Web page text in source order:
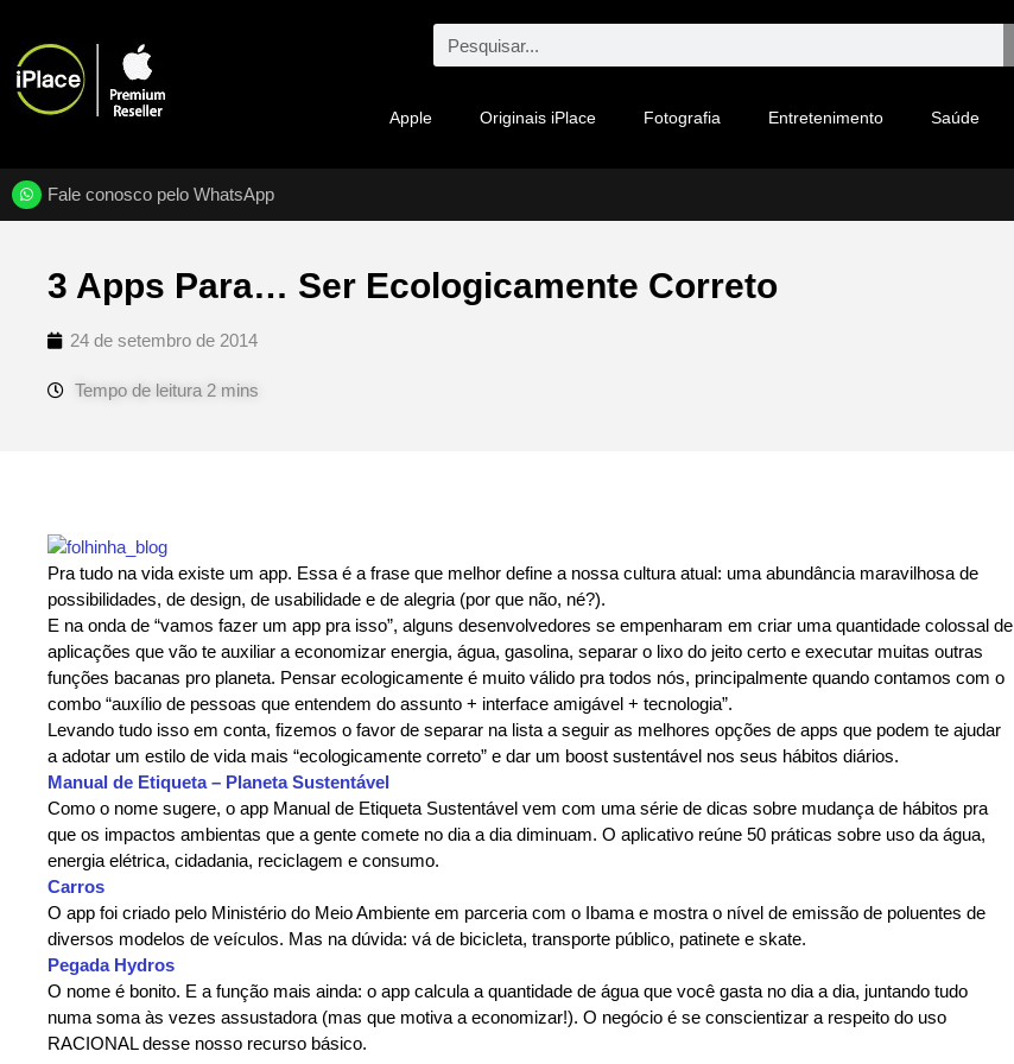
Apple Originais iPlace Fotografia Entretenimento Saúde
Fale conosco pelo WhatsApp
3 Apps Para… Ser Ecologicamente Correto
24 de setembro de 2014
Pra tudo na vida existe um app. Essa é a frase que melhor define a nossa cultura atual: uma abundância maravilhosa de
possibilidades, de design, de usabilidade e de alegria (por que não, né?).
E na onda de “vamos fazer um app pra isso”, alguns desenvolvedores se empenharam em criar uma quantidade colossal de
aplicações que vão te auxiliar a economizar energia, água, gasolina, separar o lixo do jeito certo e executar muitas outras
funções bacanas pro planeta. Pensar ecologicamente é muito válido pra todos nós, principalmente quando contamos com o
combo “auxílio de pessoas que entendem do assunto + interface amigável + tecnologia”.
Levando tudo isso em conta, fizemos o favor de separar na lista a seguir as melhores opções de apps que podem te ajudar
a adotar um estilo de vida mais “ecologicamente correto” e dar um boost sustentável nos seus hábitos diários.
Manual de Etiqueta – Planeta Sustentável
Como o nome sugere, o app Manual de Etiqueta Sustentável vem com uma série de dicas sobre mudança de hábitos pra
que os impactos ambientas que a gente comete no dia a dia diminuam. O aplicativo reúne 50 práticas sobre uso da água,
energia elétrica, cidadania, reciclagem e consumo.
Carros
O app foi criado pelo Ministério do Meio Ambiente em parceria com o Ibama e mostra o nível de emissão de poluentes de
diversos modelos de veículos. Mas na dúvida: vá de bicicleta, transporte público, patinete e skate.
Pegada Hydros
O nome é bonito. E a função mais ainda: o app calcula a quantidade de água que você gasta no dia a dia, juntando tudo
numa soma às vezes assustadora (mas que motiva a economizar!). O negócio é se conscientizar a respeito do uso
RACIONAL desse nosso recurso básico.